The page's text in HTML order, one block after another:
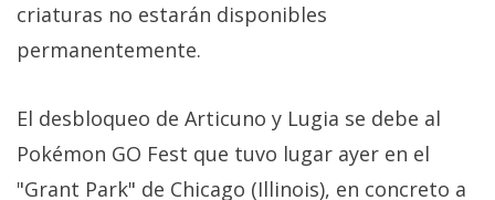
Sorteos
Contacto
/
criaturas no estarán disponibles
permanentemente.
El desbloqueo de Articuno y Lugia se debe al
Pokémon GO Fest que tuvo lugar ayer en el
"Grant Park" de Chicago (Illinois), en concreto a